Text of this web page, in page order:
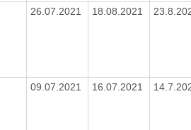
26.07.2021 18.08.2021
09.07.2021 16.07.2021